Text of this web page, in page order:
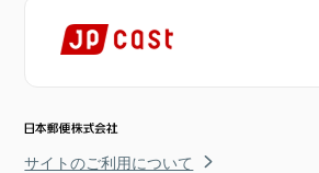
サイトのご利用について